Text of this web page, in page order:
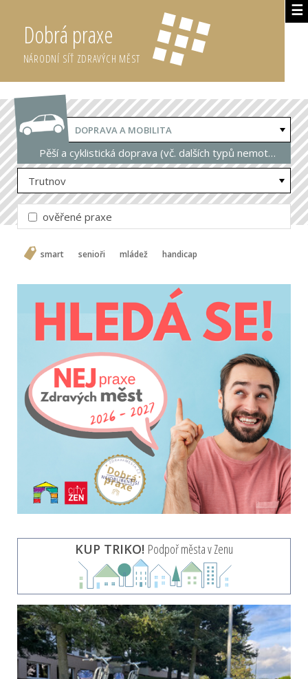
☰
Dobrá praxe
NÁRODNÍ SÍŤ ZDRAVÝCH MĚST
DOPRAVA A MOBILITA
Pěší a cyklistická doprava (vč. dalších typů nemotorové dopravy)
Trutnov
ověřené praxe
smart senioři mládež handicap
KUP TRIKO! Podpoř města v Zenu